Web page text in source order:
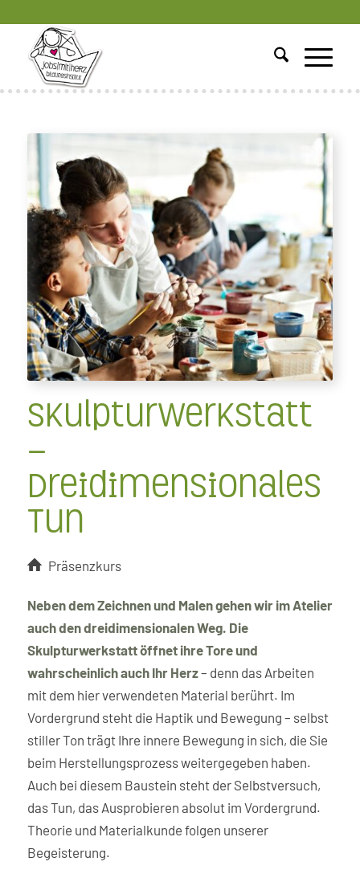
Skulpturwerkstatt
–
Dreidimensionales
Tun
Präsenzkurs
Neben dem Zeichnen und Malen gehen wir im Atelier
auch den dreidimensionalen Weg. Die
Skulpturwerkstatt öffnet ihre Tore und
wahrscheinlich auch Ihr Herz– denn das Arbeiten
mit dem hier verwendeten Material berührt. Im
Vordergrund steht die Haptik und Bewegung – selbst
stiller Ton trägt Ihre innere Bewegung in sich, die Sie
beim Herstellungsprozess weitergegeben haben.
Auch bei diesem Baustein steht der Selbstversuch,
das Tun, das Ausprobieren absolut im Vordergrund.
Theorie und Materialkunde folgen unserer
Begeisterung.